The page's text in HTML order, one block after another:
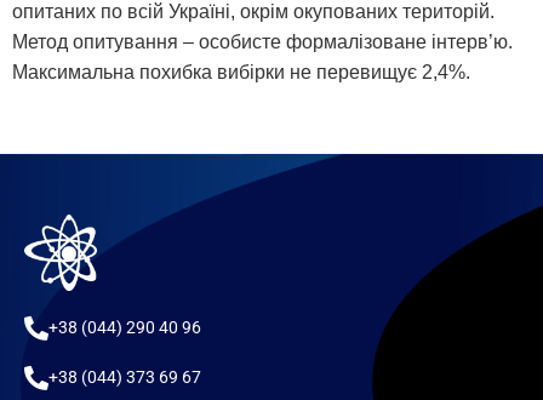
опитаних по всій Україні, окрім окупованих територій.
Метод опитування – особисте формалізоване інтерв’ю.
Максимальна похибка вибірки не перевищує 2,4%.
+38 (044) 290 40 96
+38 (044) 373 69 67